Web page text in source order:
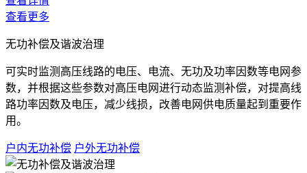
查看更多
无功补偿及谐波治理
可实时监测高压线路的电压、电流、无功及功率因数等电网参
数，并根据这些参数对高压电网进行动态监测补偿，对提高线
路功率因数及电压，减少线损，改善电网供电质量起到重要作
用。
户内无功补偿 户外无功补偿